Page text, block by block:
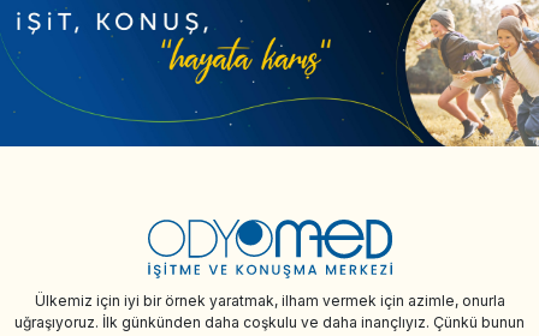
Ülkemiz için iyi bir örnek yaratmak, ilham vermek için azimle, onurla
uğraşıyoruz. İlk günkünden daha coşkulu ve daha inançlıyız. Çünkü bunun